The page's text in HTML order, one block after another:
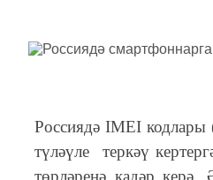
Россиядә IMEI кодлары
түләүле теркәү
төрләренә кадәр